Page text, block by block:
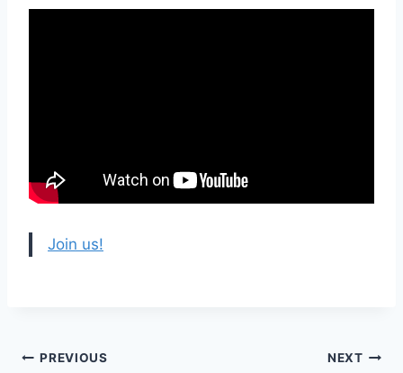
Join us!
Post
PREVIOUS NEXT